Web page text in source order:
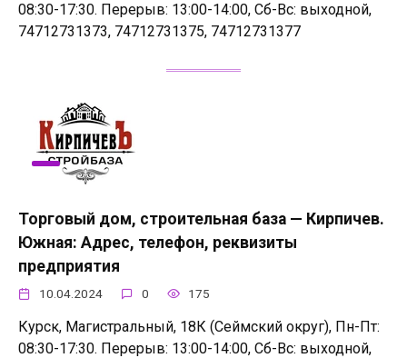
08:30-17:30. Перерыв: 13:00-14:00, Сб-Вс: выходной,
74712731373, 74712731375, 74712731377
Торговый дом, строительная база — Кирпичев.
Южная: Адрес, телефон, реквизиты
предприятия
10.04.2024 0 175
Курск, Магистральный, 18К (Сеймский округ), Пн-Пт:
08:30-17:30. Перерыв: 13:00-14:00, Сб-Вс: выходной,